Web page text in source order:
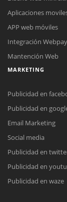
Todos nuestros
Aplicaciones
APP web móviles
Integración
Mantención Web
MARKETING
Publicidad en
Publicidad en
Email Marketing
Social media
Publicidad en
Publicidad en
Publicidad en waze